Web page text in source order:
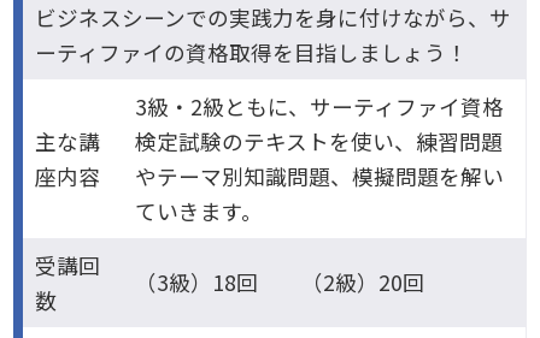
ビジネスシーンでの実践力を身に付けながら、サ
ーティファイの資格取得を目指しましょう！
主な講
座内容
3級・2級ともに、サーティファイ資格
検定試験のテキストを使い、練習問題
やテーマ別知識問題、模擬問題を解い
ていきます。
受講回
数
（3級）18回 （2級）20回